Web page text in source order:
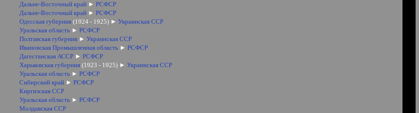
Дальне-Восточный край ► РСФСР
Дальне-Восточный край ► РСФСР
Одесская губерния (1924 - 1925) ► Украинская ССР
Уральская область ► РСФСР
Полтавская губерния ► Украинская ССР
Ивановская Промышленная область ► РСФСР
Дагестанская АССР ► РСФСР
Харьковская губерния (1923 - 1925) ► Украинская ССР
Уральская область ► РСФСР
Сибирский край ► РСФСР
Киргизская ССР
Уральская область ► РСФСР
Молдавская ССР